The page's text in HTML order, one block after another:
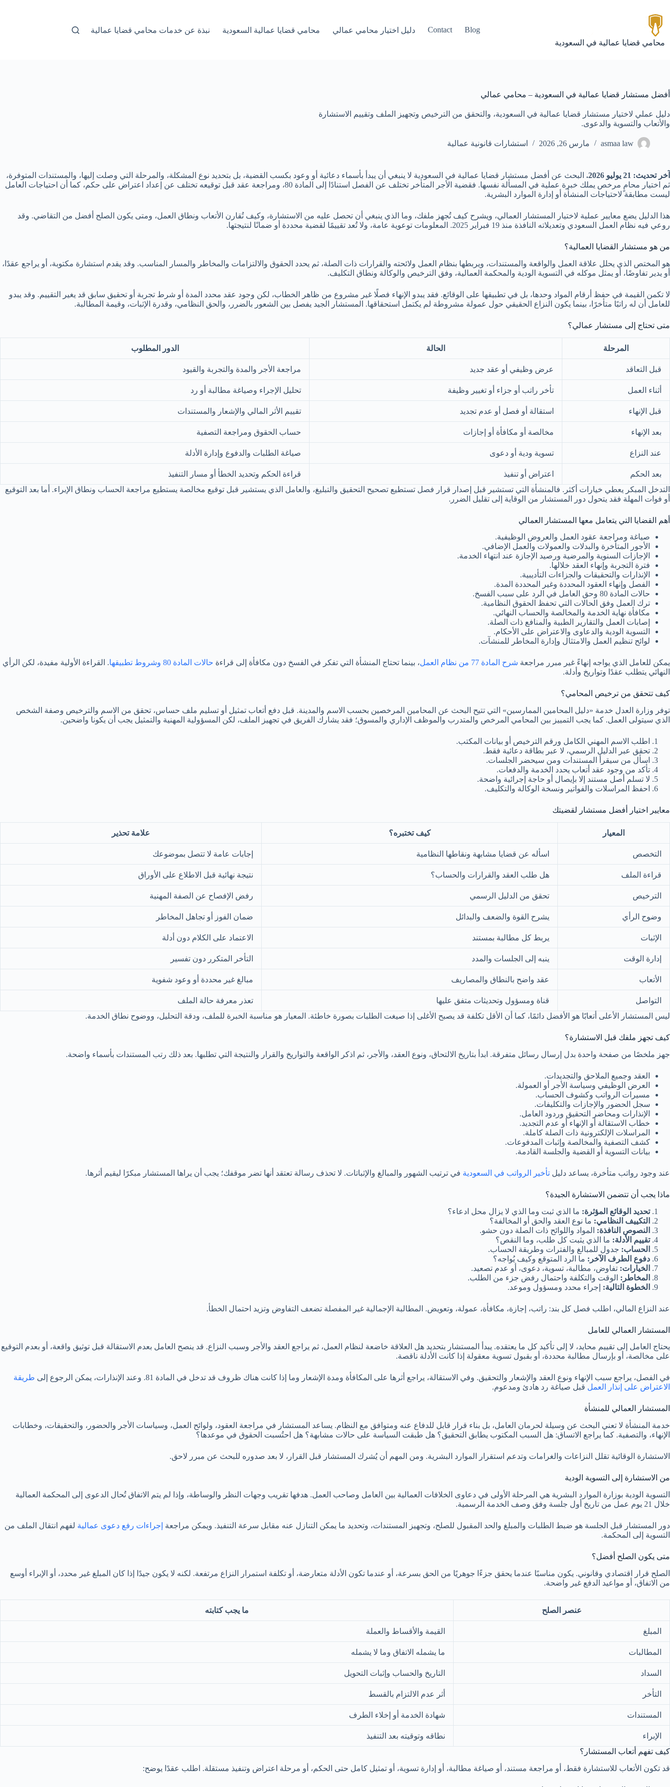
إلى
المحتوى
محامي قضايا عمالية في السعودية
Blog
Contact دليل اختيار محامي عمالي محامي قضايا عمالية السعودية نبذة عن خدمات محامي قضايا عمالية
أفضل مستشار قضايا عمالية في السعودية – محامي عمالي
دليل عملي لاختيار مستشار قضايا عمالية في السعودية، والتحقق من الترخيص وتجهيز الملف وتقييم الاستشارة
والأتعاب والتسوية والدعوى.
asmaa law مارس 26, 2026 استشارات قانونية عمالية
آخر تحديث: 21 يوليو 2026.
البحث عن أفضل مستشار قضايا عمالية في السعودية لا ينبغي أن يبدأ بأسماء دعائية أو وعود بكسب القضية، بل بتحديد نوع المشكلة، والمرحلة التي وصلت إليها، والمستندات المتوفرة،
ثم اختيار محامٍ مرخص يملك خبرة عملية في المسألة نفسها. فقضية الأجر المتأخر تختلف عن الفصل استنادًا إلى المادة 80، ومراجعة عقد قبل توقيعه تختلف عن إعداد اعتراض على حكم، كما أن احتياجات العامل
ليست مطابقة لاحتياجات المنشأة أو إدارة الموارد البشرية.
هذا الدليل يضع معايير عملية لاختيار المستشار العمالي، ويشرح كيف تُجهز ملفك، وما الذي ينبغي أن تحصل عليه من الاستشارة، وكيف تُقارن الأتعاب ونطاق العمل، ومتى يكون الصلح أفضل من التقاضي. وقد
روعي فيه نظام العمل السعودي وتعديلاته النافذة منذ 19 فبراير 2025. المعلومات توعوية عامة، ولا تُعد تقييمًا لقضية محددة أو ضمانًا لنتيجتها.
من هو مستشار القضايا العمالية؟
هو المختص الذي يحلل علاقة العمل والواقعة والمستندات، ويربطها بنظام العمل ولائحته والقرارات ذات الصلة، ثم يحدد الحقوق والالتزامات والمخاطر والمسار المناسب. وقد يقدم استشارة مكتوبة، أو يراجع عقدًا،
أو يدير تفاوضًا، أو يمثل موكله في التسوية الودية والمحكمة العمالية، وفق الترخيص والوكالة ونطاق التكليف.
لا تكمن القيمة في حفظ أرقام المواد وحدها، بل في تطبيقها على الوقائع. فقد يبدو الإنهاء فصلًا غير مشروع من ظاهر الخطاب، لكن وجود عقد محدد المدة أو شرط تجربة أو تحقيق سابق قد يغير التقييم. وقد يبدو
للعامل أن له راتبًا متأخرًا، بينما يكون النزاع الحقيقي حول عمولة مشروطة لم يكتمل استحقاقها. المستشار الجيد يفصل بين الشعور بالضرر، والحق النظامي، وقدرة الإثبات، وقيمة المطالبة.
متى تحتاج إلى مستشار عمالي؟
المرحلة الحالة الدور المطلوب
قبل التعاقد عرض وظيفي أو عقد جديد مراجعة الأجر والمدة والتجربة والقيود
أثناء العمل تأخر راتب أو جزاء أو تغيير وظيفة تحليل الإجراء وصياغة مطالبة أو رد
قبل الإنهاء استقالة أو فصل أو عدم تجديد تقييم الأثر المالي والإشعار والمستندات
بعد الإنهاء مخالصة أو مكافأة أو إجازات حساب الحقوق ومراجعة التصفية
عند النزاع تسوية ودية أو دعوى صياغة الطلبات والدفوع وإدارة الأدلة
بعد الحكم اعتراض أو تنفيذ
قراءة الحكم وتحديد الخطأ أو مسار التنفيذ
التدخل المبكر يعطي خيارات أكثر. فالمنشأة التي تستشير قبل إصدار قرار فصل تستطيع تصحيح التحقيق والتبليغ، والعامل الذي يستشير قبل توقيع مخالصة يستطيع مراجعة الحساب ونطاق الإبراء. أما بعد التوقيع
أو فوات المهلة فقد يتحول دور المستشار من الوقاية إلى تقليل الضرر.
أهم القضايا التي يتعامل معها المستشار العمالي
صياغة ومراجعة عقود العمل والعروض الوظيفية.
الأجور المتأخرة والبدلات والعمولات والعمل الإضافي.
الإجازات السنوية والمرضية ورصيد الإجازة عند انتهاء الخدمة.
فترة التجربة وإنهاء العقد خلالها.
الإنذارات والتحقيقات والجزاءات التأديبية.
الفصل وإنهاء العقود المحددة وغير المحددة المدة.
حالات المادة 80 وحق العامل في الرد على سبب الفسخ.
ترك العمل وفق الحالات التي تحفظ الحقوق النظامية.
مكافأة نهاية الخدمة والمخالصة والحساب النهائي.
إصابات العمل والتقارير الطبية والمنافع ذات الصلة.
التسوية الودية والدعاوى والاعتراض على الأحكام.
لوائح تنظيم العمل والامتثال وإدارة المخاطر للمنشآت.
يمكن للعامل الذي يواجه إنهاءً غير مبرر مراجعة شرح المادة 77 من نظام العمل ، بينما تحتاج المنشأة التي تفكر في الفسخ دون مكافأة إلى قراءة حالات المادة 80 وشروط تطبيقها
. القراءة الأولية مفيدة، لكن الرأي
النهائي يتطلب عقدًا وتواريخ وأدلة.
كيف تتحقق من ترخيص المحامي؟
توفر وزارة العدل خدمة «دليل المحامين الممارسين» التي تتيح البحث عن المحامين المرخصين بحسب الاسم والمدينة. قبل دفع أتعاب تمثيل أو تسليم ملف حساس، تحقق من الاسم والترخيص وصفة الشخص
الذي سيتولى العمل. كما يجب التمييز بين المحامي المرخص والمتدرب والموظف الإداري والمسوق؛ فقد يشارك الفريق في تجهيز الملف، لكن المسؤولية المهنية والتمثيل يجب أن يكونا واضحين.
اطلب الاسم المهني الكامل ورقم الترخيص أو بيانات المكتب.
تحقق عبر الدليل الرسمي، لا عبر بطاقة دعائية فقط.
اسأل من سيقرأ المستندات ومن سيحضر الجلسات.
تأكد من وجود عقد أتعاب يحدد الخدمة والدفعات.
لا تسلم أصل مستند إلا بإيصال أو حاجة إجرائية واضحة.
احفظ المراسلات والفواتير ونسخة الوكالة والتكليف.
معايير اختيار أفضل مستشار لقضيتك
المعيار كيف تختبره؟ علامة تحذير
التخصص اسأله عن قضايا مشابهة ونقاطها النظامية إجابات عامة لا تتصل بموضوعك
قراءة الملف هل طلب العقد والقرارات والحساب؟ نتيجة نهائية قبل الاطلاع على الأوراق
الترخيص تحقق من الدليل الرسمي رفض الإفصاح عن الصفة المهنية
وضوح الرأي يشرح القوة والضعف والبدائل ضمان الفوز أو تجاهل المخاطر
الإثبات يربط كل مطالبة بمستند الاعتماد على الكلام دون أدلة
إدارة الوقت ينبه إلى الجلسات والمدد التأخر المتكرر دون تفسير
الأتعاب عقد واضح بالنطاق والمصاريف مبالغ غير محددة أو وعود شفوية
التواصل قناة ومسؤول وتحديثات متفق عليها
تعذر معرفة حالة الملف
ليس المستشار الأعلى أتعابًا هو الأفضل دائمًا، كما أن الأقل تكلفة قد يصبح الأغلى إذا صيغت الطلبات بصورة خاطئة. المعيار هو مناسبة الخبرة للملف، ودقة التحليل، ووضوح نطاق الخدمة.
كيف تجهز ملفك قبل الاستشارة؟
جهز ملخصًا من صفحة واحدة بدل إرسال رسائل متفرقة. ابدأ بتاريخ الالتحاق، ونوع العقد، والأجر، ثم اذكر الواقعة والتواريخ والقرار والنتيجة التي تطلبها. بعد ذلك رتب المستندات بأسماء واضحة.
العقد وجميع الملاحق والتجديدات.
العرض الوظيفي وسياسة الأجر أو العمولة.
مسيرات الرواتب وكشوف الحساب.
سجل الحضور والإجازات والتكليفات.
الإنذارات ومحاضر التحقيق وردود العامل.
خطاب الاستقالة أو الإنهاء أو عدم التجديد.
المراسلات الإلكترونية ذات الصلة كاملة.
كشف التصفية والمخالصة وإثبات المدفوعات.
بيانات التسوية أو القضية والجلسة القادمة.
عند وجود رواتب متأخرة، يساعد دليل تأخير الرواتب في السعودية في ترتيب الشهور والمبالغ والإثباتات. لا تحذف رسالة تعتقد أنها تضر موقفك؛ يجب أن يراها المستشار مبكرًا ليقيم أثرها.
ماذا يجب أن تتضمن الاستشارة الجيدة؟
تحديد الوقائع المؤثرة: ما الذي ثبت وما الذي لا يزال محل ادعاء؟
التكييف النظامي: ما نوع العقد والحق أو المخالفة؟
النصوص النافذة: المواد واللوائح ذات الصلة دون حشو.
تقييم الأدلة: ما الذي يثبت كل طلب، وما النقص؟
الحساب: جدول للمبالغ والفترات وطريقة الحساب.
دفوع الطرف الآخر: ما الرد المتوقع وكيف يُواجه؟
الخيارات: تفاوض، مطالبة، تسوية، دعوى، أو عدم تصعيد.
المخاطر: الوقت والتكلفة واحتمال رفض جزء من الطلب.
الخطوة التالية: إجراء محدد ومسؤول وموعد.
عند النزاع المالي، اطلب فصل كل بند: راتب، إجازة، مكافأة، عمولة، وتعويض. المطالبة الإجمالية غير المفصلة تضعف التفاوض وتزيد احتمال الخطأ.
المستشار العمالي للعامل
يحتاج العامل إلى تقييم محايد، لا إلى تأكيد كل ما يعتقده. يبدأ المستشار بتحديد هل العلاقة خاضعة لنظام العمل، ثم يراجع العقد والأجر وسبب النزاع. قد ينصح العامل بعدم الاستقالة قبل توثيق واقعة، أو بعدم التوقيع
على مخالصة، أو بإرسال مطالبة محددة، أو بقبول تسوية معقولة إذا كانت الأدلة ناقصة.
في الفصل، يراجع سبب الإنهاء ونوع العقد والإشعار والتحقيق. وفي الاستقالة، يراجع أثرها على المكافأة ومدة الإشعار وما إذا كانت هناك ظروف قد تدخل في المادة 81. وعند الإنذارات، يمكن الرجوع إلى
طريقة
الاعتراض على إنذار العمل قبل صياغة رد هادئ ومدعوم.
المستشار العمالي للمنشأة
خدمة المنشأة لا تعني البحث عن وسيلة لحرمان العامل، بل بناء قرار قابل للدفاع عنه ومتوافق مع النظام. يساعد المستشار في مراجعة العقود، ولوائح العمل، وسياسات الأجر والحضور، والتحقيقات، وخطابات
الإنهاء، والتصفية. كما يراجع الاتساق: هل السبب المكتوب يطابق التحقيق؟ هل طبقت السياسة على حالات مشابهة؟ هل احتُسبت الحقوق في موعدها؟
الاستشارة الوقائية تقلل النزاعات والغرامات وتدعم استقرار الموارد البشرية. ومن المهم أن يُشرك المستشار قبل القرار، لا بعد صدوره للبحث عن مبرر لاحق.
من الاستشارة إلى التسوية الودية
التسوية الودية بوزارة الموارد البشرية هي المرحلة الأولى في دعاوى الخلافات العمالية بين العامل وصاحب العمل. هدفها تقريب وجهات النظر والوساطة، وإذا لم يتم الاتفاق تُحال الدعوى إلى المحكمة العمالية
خلال 21 يوم عمل من تاريخ أول جلسة وفق وصف الخدمة الرسمية.
دور المستشار قبل الجلسة هو ضبط الطلبات والمبلغ والحد المقبول للصلح، وتجهيز المستندات، وتحديد ما يمكن التنازل عنه مقابل سرعة التنفيذ. ويمكن مراجعة إجراءات رفع دعوى عمالية لفهم انتقال الملف من
التسوية إلى المحكمة.
متى يكون الصلح أفضل؟
الصلح قرار اقتصادي وقانوني. يكون مناسبًا عندما يحقق جزءًا جوهريًا من الحق بسرعة، أو عندما تكون الأدلة متعارضة، أو تكلفة استمرار النزاع مرتفعة. لكنه لا يكون جيدًا إذا كان المبلغ غير محدد، أو الإبراء أوسع
من الاتفاق، أو مواعيد الدفع غير واضحة.
عنصر الصلح ما يجب كتابته
المبلغ القيمة والأقساط والعملة
المطالبات ما يشمله الاتفاق وما لا يشمله
السداد التاريخ والحساب وإثبات التحويل
التأخر أثر عدم الالتزام بالقسط
المستندات شهادة الخدمة أو إخلاء الطرف
الإبراء
نطاقه وتوقيته بعد التنفيذ
كيف تفهم أتعاب المستشار؟
قد تكون الأتعاب للاستشارة فقط، أو مراجعة مستند، أو صياغة مطالبة، أو إدارة تسوية، أو تمثيل كامل حتى الحكم، أو مرحلة اعتراض وتنفيذ مستقلة. اطلب عقدًا يوضح: